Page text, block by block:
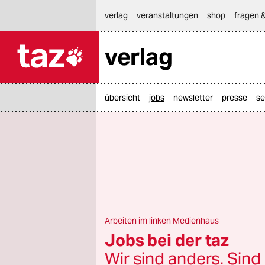

themen
kultur
sport
verlag
veranstaltungen shop fragen
verlag
übersicht jobs newsletter presse
Arbeiten im linken Medienhaus
Jobs bei der taz
Wir sind anders. Sind